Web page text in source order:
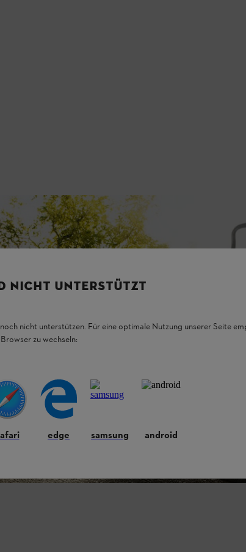
NICHT UNTERSTÜTZT
nicht unterstützen. Für eine optimale Nutzung unserer Seite
zu wechseln:
edge samsung android